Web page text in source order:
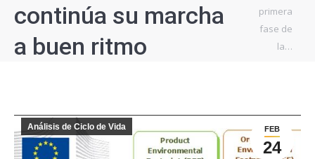
continúa su marcha
a buen ritmo
primera
fase de
la…
FEB
24
Análisis de Ciclo de Vida